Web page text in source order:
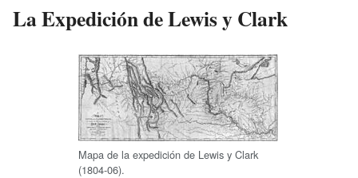
La Expedición de Lewis y Clark
Mapa de la expedición de Lewis y Clark
(1804-06).